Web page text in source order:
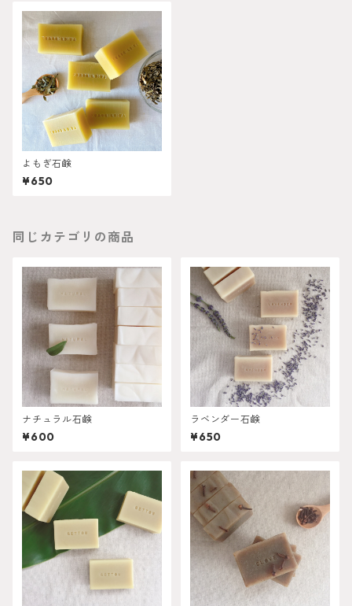
よもぎ石鹸
¥650
同じカテゴリの商品
ナチュラル石鹸
¥600
ラベンダー石鹸
¥650